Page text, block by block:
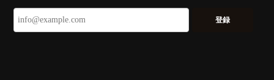
ずっと待ち望んでいたカットを運よく購入できて嬉し
いです。 ウルウルとギラギラを一度に見ることができ
る不思議なカットだと感じました。強い煌めきだけで
登録